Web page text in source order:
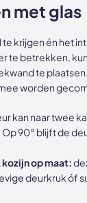
met glas
krijgen én het
te betrekken,
te
worden
kan naar twee
90° blijft de
op maat:
deurkruk óf